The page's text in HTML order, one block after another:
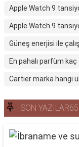
Apple Watch 9
Apple Watch 9
Güneş enerjisi ile
En pahalı parfüm kaç
Cartier marka hangi
SON